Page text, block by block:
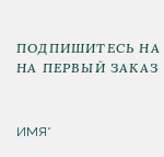
ПОДПИШИТЕСЬ НА
НА ПЕРВЫЙ ЗАКАЗ